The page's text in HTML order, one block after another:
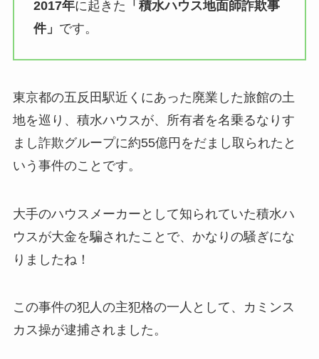
2017年に起きた 「積水ハウス地面師詐欺事
件」 です。
東京都の五反田駅近くにあった廃業した旅館の土
地を巡り、積水ハウスが、所有者を名乗るなりす
まし詐欺グループに約55億円をだまし取られたと
いう事件のことです。
大手のハウスメーカーとして知られていた積水ハ
ウスが大金を騙されたことで、かなりの騒ぎにな
りましたね！
この事件の犯人の主犯格の一人として、カミンス
カス操が逮捕されました。